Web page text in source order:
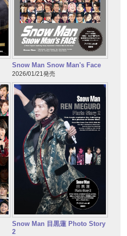
Snow Man Snow Man's Face
2026/01/21発売
Snow Man 目黒蓮 Photo Story
2